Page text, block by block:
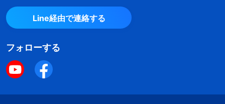
Line経由で連絡する
フォローする